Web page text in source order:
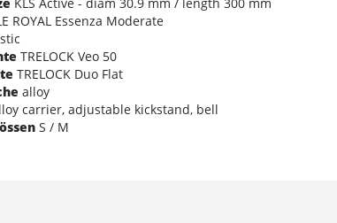
ROYAL Essenza Moderate
TRELOCK Veo 50
TRELOCK Duo Flat
alloy
carrier, adjustable kickstand, bell
S / M